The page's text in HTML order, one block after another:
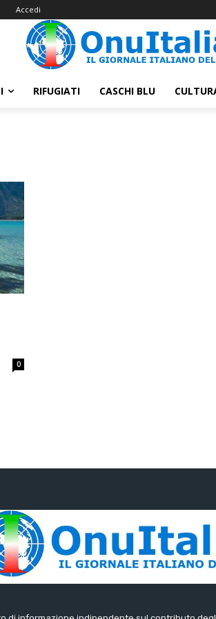
Accedi
RIFUGIATI CASCHI BLU
0